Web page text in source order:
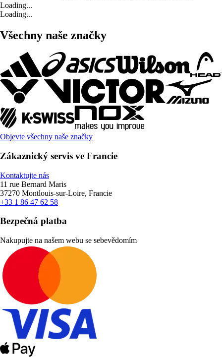
Loading...
Loading...
Všechny naše značky
Objevte všechny naše značky
Zákaznický servis ve Francie
Kontaktujte nás
11 rue Bernard Maris
37270 Montlouis-sur-Loire, Francie
+33 1 86 47 62 58
Bezpečná platba
Nakupujte na našem webu se sebevědomím